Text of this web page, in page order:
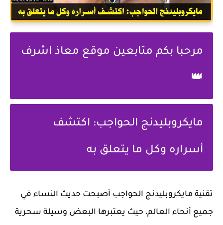
مرحبا بكم متابعين موقع معاذ اشرف
👑
مايكروبليدنج الحواجب: اكتشف
أسراره وكل ما يتعلق به
تقنية مايكروبليدنج الحواجب أصبحت حديث النساء في
جميع أنحاء العالم، حيث يعتبرها البعض وسيلة سحرية